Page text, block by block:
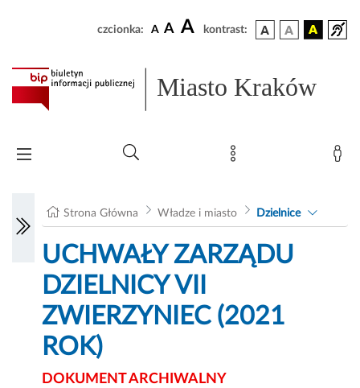
czcionka: A A A kontrast:
Miasto Kraków
Strona Główna Władze i miasto Dzielnice
UCHWAŁY ZARZĄDU
DZIELNICY VII
ZWIERZYNIEC (2021
ROK)
DOKUMENT ARCHIWALNY